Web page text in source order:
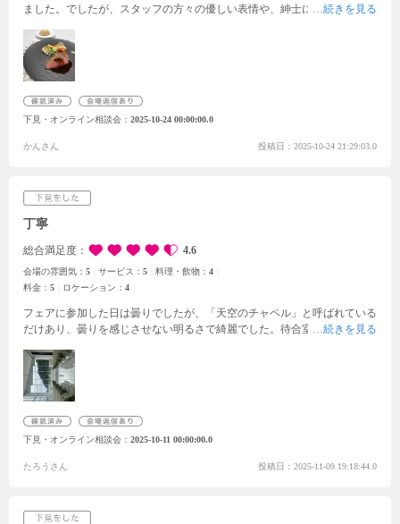
ました。でしたが、スタッフの方々の優しい表情や、紳士に向き合って頂
余り見た事の無い中二階に踊り場がある披露宴会場で、階段を降りる時の
新婦のドレス姿が想像できる会場でした。そして、式場のムービーを流せ
るというこれも余り経験した事の無い仕様に二人で心惹かれており、とて
た以上に納得のいく値段になり、1件目でありましたが即決してしまう勢
いでした。 自分達が気になっている他の式場についてもアドバイスいただ
下見・オンライン相談会 2025-10-24 00:00:00.0
かんさん 投稿日：2025-10-24 21:29:03.0
丁寧
総合満足度 4.6
会場の雰囲気： 5 サービス： 5 料理・飲物： 4
料金： 5 ロケーション： 4
フェアに参加した日は曇りでしたが、「天空のチャペル」と呼ばれている
だけあり、曇りを感じさせない明るさで綺麗でした。 待合室はリゾートの
また、披露宴会場の雰囲気も良かったです。特に、入場が階段の上からの
入場で、ゲストの方から見やすい位置にあるところが良かったです。
は広すぎず、ゲストの方と近い距離で過ごせるのも良かったです。
度追加でどのくらいかかるといった説明も分かりやすく、丁寧でした。
館貸切のゲストハウスウェディングのため、自分たちを含め、ゲストの方
下見・オンライン相談会 2025-10-11 00:00:00.0
たろうさん 投稿日：2025-11-09 19:18:44.0